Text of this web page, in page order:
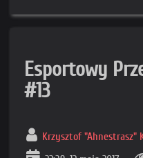
Esportowy
#13
Krzysztof "Ahnestrasz"